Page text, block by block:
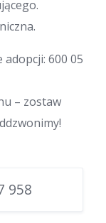
600 05
– zostaw
958